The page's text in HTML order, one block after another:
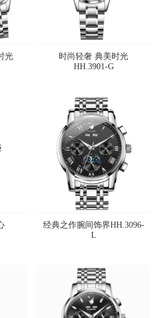
光
时尚轻奢 典美时光
HH.3901-G
经典之作腕间饰界HH.3096-
L